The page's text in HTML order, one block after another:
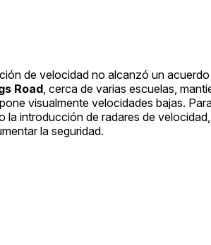
de velocidad no alcanzó un
Road , cerca de varias escuelas,
visualmente velocidades bajas.
introducción de radares de
la seguridad.